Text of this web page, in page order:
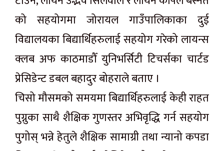
को सहयोगमा जोरायल गाउँपालिकाका दुई
विद्यालयका बिद्यार्थिहरुलाई सहयोग गरेको लायन्स
क्लब अफ काठमाडौँ युनिभर्सिटी टिचर्सका चार्टड
प्रेसिडेन्ट डबल बहादुर बोहराले बताए ।
चिसो मौसमको समयमा बिद्यार्थिहरुलाई केही राहत
पुग्नुका साथै शैक्षिक गुणस्तर अभिवृद्धि गर्न सहयोग
पुगोस् भन्ने हेतुले शैक्षिक सामाग्री तथा न्यानो कपडा